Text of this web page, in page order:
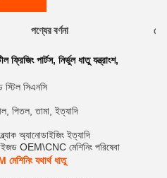
পণ্যের বর্ণনা
ফ্রিজিং পার্টস, নির্ভুল ধাতু যন্ত্রাংশ,
স্টিল সিএনসি
পিতল, তামা, ইত্যাদি
অ্যানোডাইজিং ইত্যাদি
OEM\CNC মেশিনিং পরিষেবা
যথার্থ ধাতু